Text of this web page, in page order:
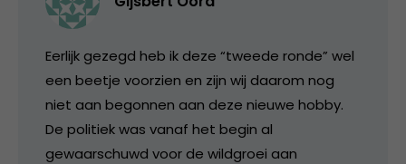
Eerlijk gezegd heb ik deze “tweede ronde” wel
een beetje voorzien en zijn wij daarom nog
niet aan begonnen aan deze nieuwe hobby.
De politiek was vanaf het begin al
gewaarschuwd voor de wildgroei aan